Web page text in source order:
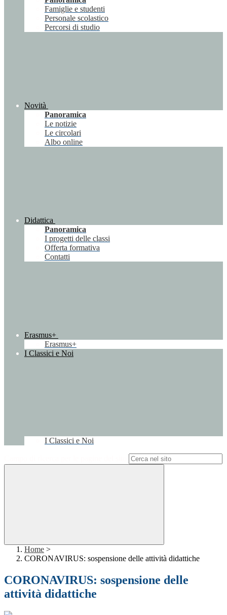
Famiglie e studenti
Personale scolastico
Percorsi di studio
Novità
Panoramica
Le notizie
Le circolari
Albo online
Didattica
Panoramica
I progetti delle classi
Offerta formativa
Contatti
Erasmus+
Erasmus+
I Classici e Noi
I Classici e Noi
Home >
CORONAVIRUS: sospensione delle attività didattiche
CORONAVIRUS: sospensione delle
attività didattiche